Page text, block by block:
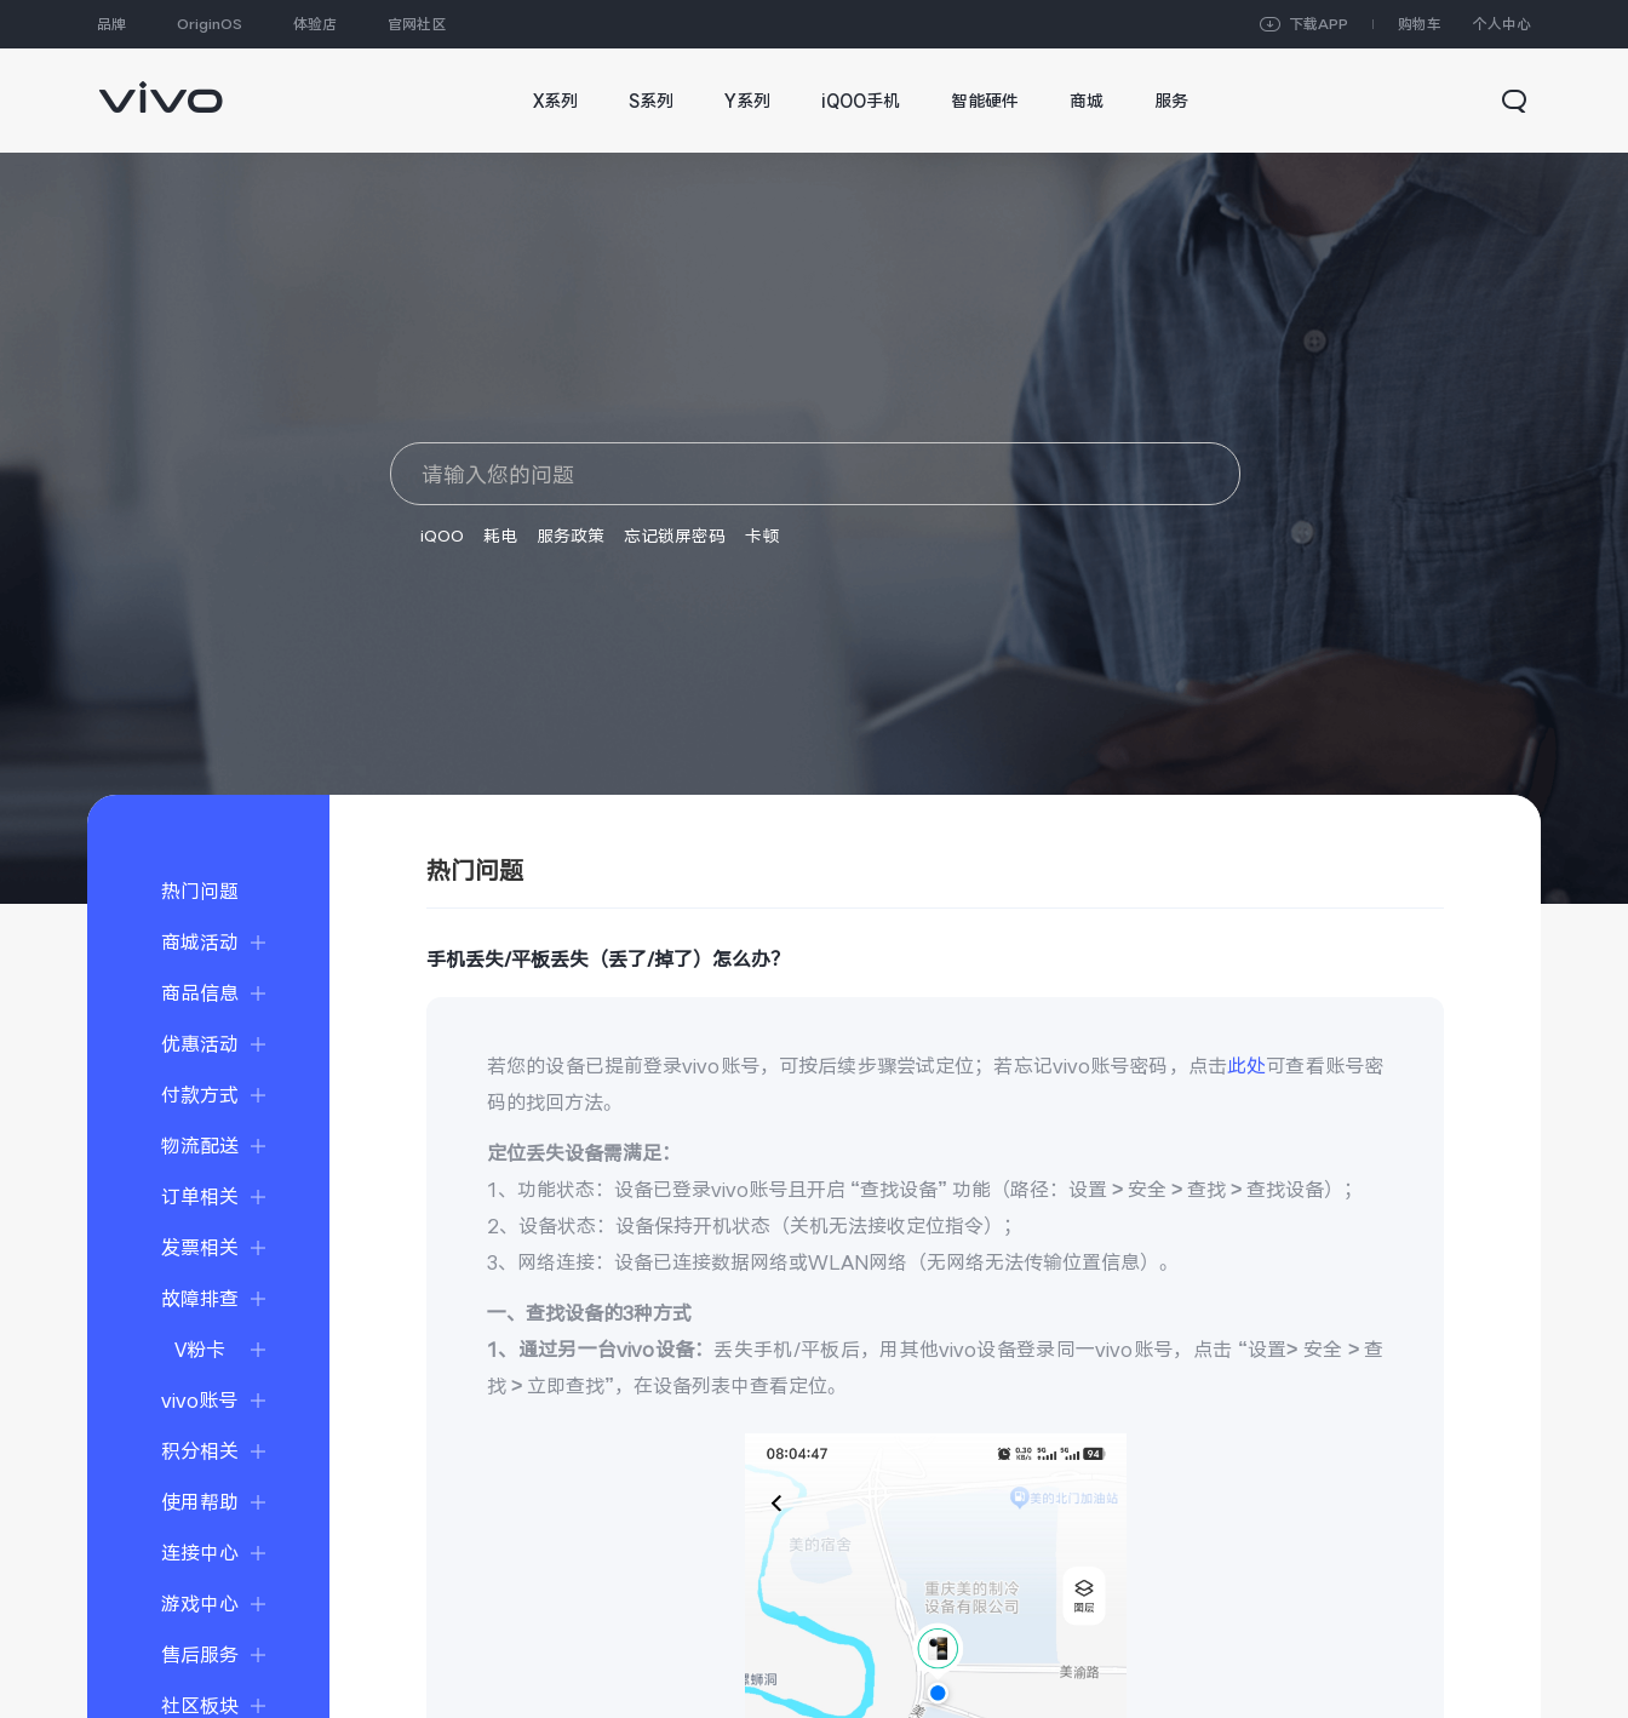
品牌 OriginOS 体验店 官网社区 下载APP 购物车 个人中心
X系列 S系列 Y系列 iQOO手机 智能硬件 商城 服务
iQOO 耗电 服务政策 忘记锁屏密码 卡顿
热门问题
商城活动
商品信息
优惠活动
付款方式
物流配送
订单相关
发票相关
故障排查
V粉卡
vivo账号
积分相关
使用帮助
连接中心
游戏中心
售后服务
社区板块
热门问题
手机丢失/平板丢失（丢了/掉了）怎么办？
若您的设备已提前登录vivo账号，可按后续步骤尝试定位；若忘记vivo账号密码，点击此处可查看账号密
码的找回方法。
定位丢失设备需满足：
1、功能状态：设备已登录vivo账号且开启 “查找设备” 功能（路径：设置 > 安全 > 查找 > 查找设备）；
2、设备状态：设备保持开机状态（关机无法接收定位指令）；
3、网络连接：设备已连接数据网络或WLAN网络（无网络无法传输位置信息）。
一、查找设备的3种方式
1、通过另一台vivo设备： 丢失手机/平板后，用其他vivo设备登录同一vivo账号，点击 “设置> 安全 > 查
找 > 立即查找”，在设备列表中查看定位。